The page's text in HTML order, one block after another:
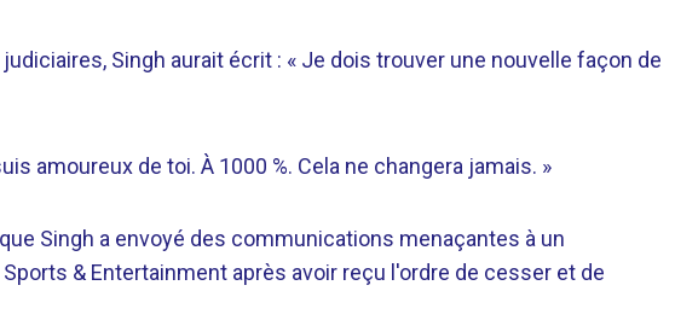
Singh aurait écrit : « Je dois trouver une nouvelle façon de
amoureux de toi. À 1000 %. Cela ne changera jamais. »
Singh a envoyé des communications menaçantes à un
& Entertainment après avoir reçu l'ordre de cesser et de